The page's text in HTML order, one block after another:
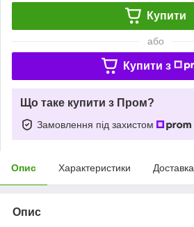
Купити
або
Купити з
Що таке купити з Пром?
Замовлення під захистом
Опис Характеристики Доставка
Опис